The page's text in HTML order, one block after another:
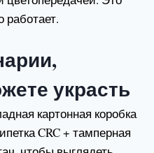
работает.
украсть
картонная коробка
CRC + тамперная